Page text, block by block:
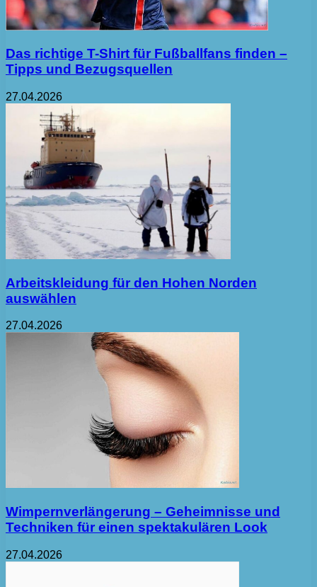
Das richtige T-Shirt für Fußballfans finden –
Tipps und Bezugsquellen
27.04.2026
Arbeitskleidung für den Hohen Norden
auswählen
27.04.2026
Wimpernverlängerung – Geheimnisse und
Techniken für einen spektakulären Look
27.04.2026